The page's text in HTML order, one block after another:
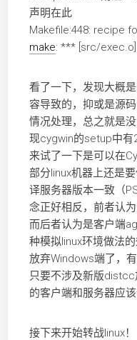
声明在此
Makefile:448: recipe
make: *** [src/exec.o]
看了一下，发现大概
容导致的，抑或是源
情况处理，总之就是
现cygwin的setup中有
来试了一下是可以在
部分linux机器上还是
译服务器版本一致（
念正好相反，前者认
而后者认为是客户端
种模拟linux环境做法
放弃Windows端了，
只要不涉及新版distcc
的客户端和服务器应该
接下来开始转战linux！